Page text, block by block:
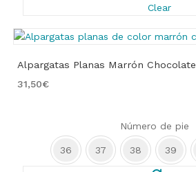
Clear
Alpargatas Planas Marrón Chocolate
31,50€
Número de pie
36 37 38 39